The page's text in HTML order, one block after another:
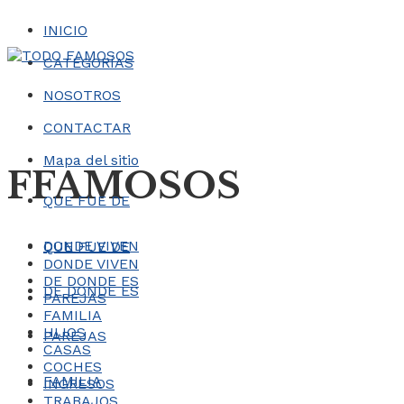
INICIO
CATEGORÍAS
NOSOTROS
CONTACTAR
Mapa del sitio
FFAMOSOS
QUE FUE DE
DONDE VIVEN
DE DONDE ES
PAREJAS
FAMILIA
QUE FUE DE
DONDE VIVEN
DE DONDE ES
PAREJAS
FAMILIA
HIJOS
CASAS
COCHES
INGRESOS